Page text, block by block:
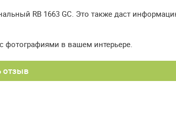
RB 1663 GC. Это также даст
фотографиями в вашем интерьере.
отзыв